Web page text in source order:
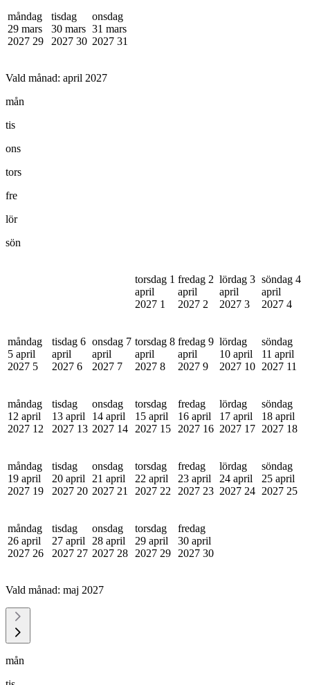
måndag
29 mars
2027 29
tisdag
30 mars
2027 30
onsdag
31 mars
2027 31
Vald månad: april 2027
mån
tis
ons
tors
fre
lör
sön
torsdag 1
april
2027 1
fredag 2
april
2027 2
lördag 3
april
2027 3
söndag 4
april
2027 4
måndag
5 april
2027 5
tisdag 6
april
2027 6
onsdag 7
april
2027 7
torsdag 8
april
2027 8
fredag 9
april
2027 9
lördag
10 april
2027 10
söndag
11 april
2027 11
måndag
12 april
2027 12
tisdag
13 april
2027 13
onsdag
14 april
2027 14
torsdag
15 april
2027 15
fredag
16 april
2027 16
lördag
17 april
2027 17
söndag
18 april
2027 18
måndag
19 april
2027 19
tisdag
20 april
2027 20
onsdag
21 april
2027 21
torsdag
22 april
2027 22
fredag
23 april
2027 23
lördag
24 april
2027 24
söndag
25 april
2027 25
måndag
26 april
2027 26
tisdag
27 april
2027 27
onsdag
28 april
2027 28
torsdag
29 april
2027 29
fredag
30 april
2027 30
Vald månad: maj 2027
mån